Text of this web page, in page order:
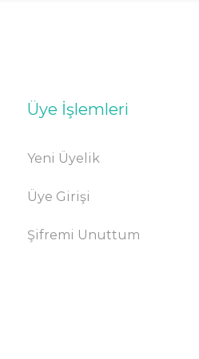
Üye İşlemleri
Yeni Üyelik
Üye Girişi
Şifremi Unuttum